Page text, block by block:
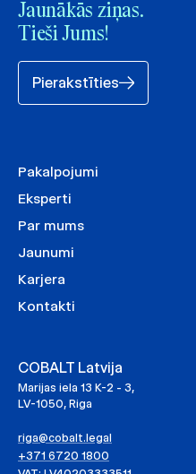
Jaunākās ziņas.
Tieši Jums!
Pierakstīties
Pakalpojumi
Eksperti
Par mums
Jaunumi
Karjera
Kontakti
COBALT Latvija
Marijas iela 13 K-2 - 3,
LV-1050, Riga
riga@cobalt.legal
+371 6720 1800